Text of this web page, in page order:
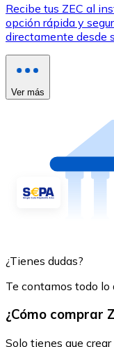
Recibe tus ZEC al
opción rápida y
directamente desde
Ver más
¿Tienes dudas?
Te contamos todo lo
¿Cómo comprar
Solo tienes que